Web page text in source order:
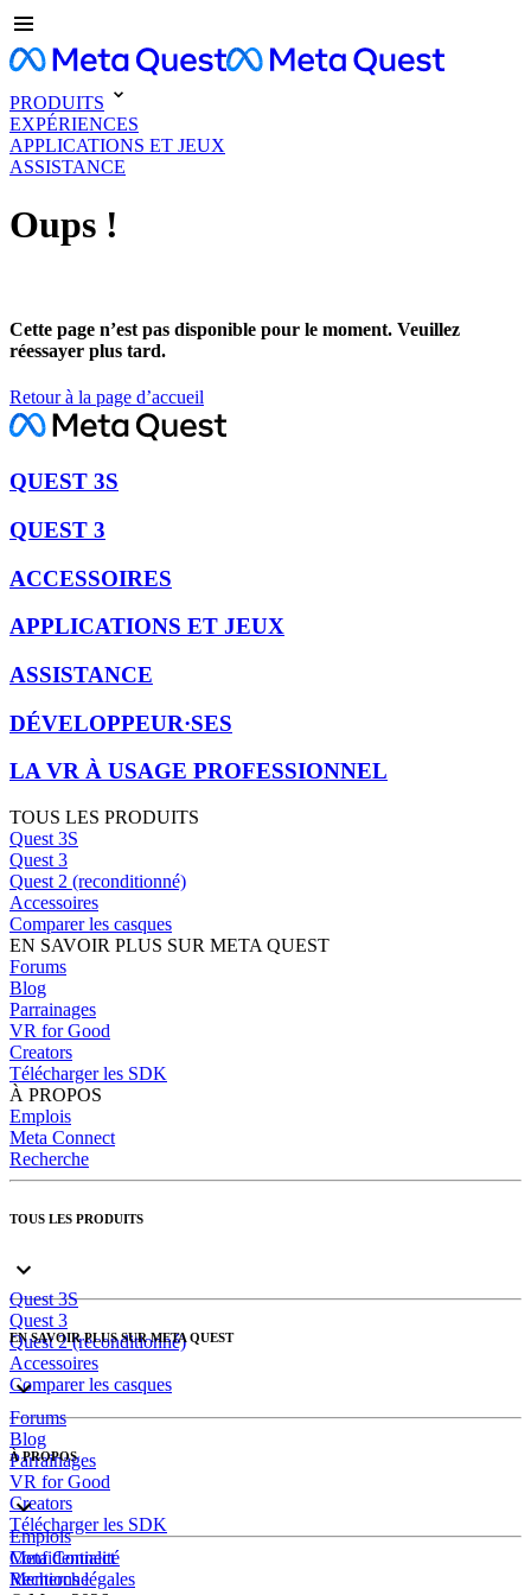
PRODUITS
EXPÉRIENCES
APPLICATIONS ET JEUX
ASSISTANCE
Oups !
Cette page n’est pas disponible pour le moment. Veuillez
réessayer plus tard.
Retour à la page d’accueil
QUEST 3S
QUEST 3
ACCESSOIRES
APPLICATIONS ET JEUX
ASSISTANCE
DÉVELOPPEUR·SES
LA VR À USAGE PROFESSIONNEL
TOUS LES PRODUITS
Quest 3S
Quest 3
Quest 2 (reconditionné)
Accessoires
Comparer les casques
EN SAVOIR PLUS SUR META QUEST
Forums
Blog
Parrainages
VR for Good
Creators
Télécharger les SDK
À PROPOS
Emplois
Meta Connect
Recherche
TOUS LES PRODUITS
Quest 3S
Quest 3
Quest 2 (reconditionné)
Accessoires
Comparer les casques
EN SAVOIR PLUS SUR META QUEST
Forums
Blog
Parrainages
VR for Good
Creators
Télécharger les SDK
À PROPOS
Emplois
Meta Connect
Recherche
Confidentialité
Mentions légales